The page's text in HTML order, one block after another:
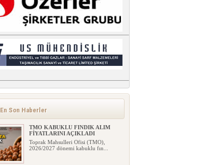
En Son Haberler
TMO KABUKLU FINDIK ALIM
FİYATLARINI AÇIKLADI
Toprak Mahsulleri Ofisi (TMO),
2026/2027 dönemi kabuklu fın...